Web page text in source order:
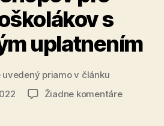
s
uplatnením
uvedený priamo v článku
Žiadne komentárena